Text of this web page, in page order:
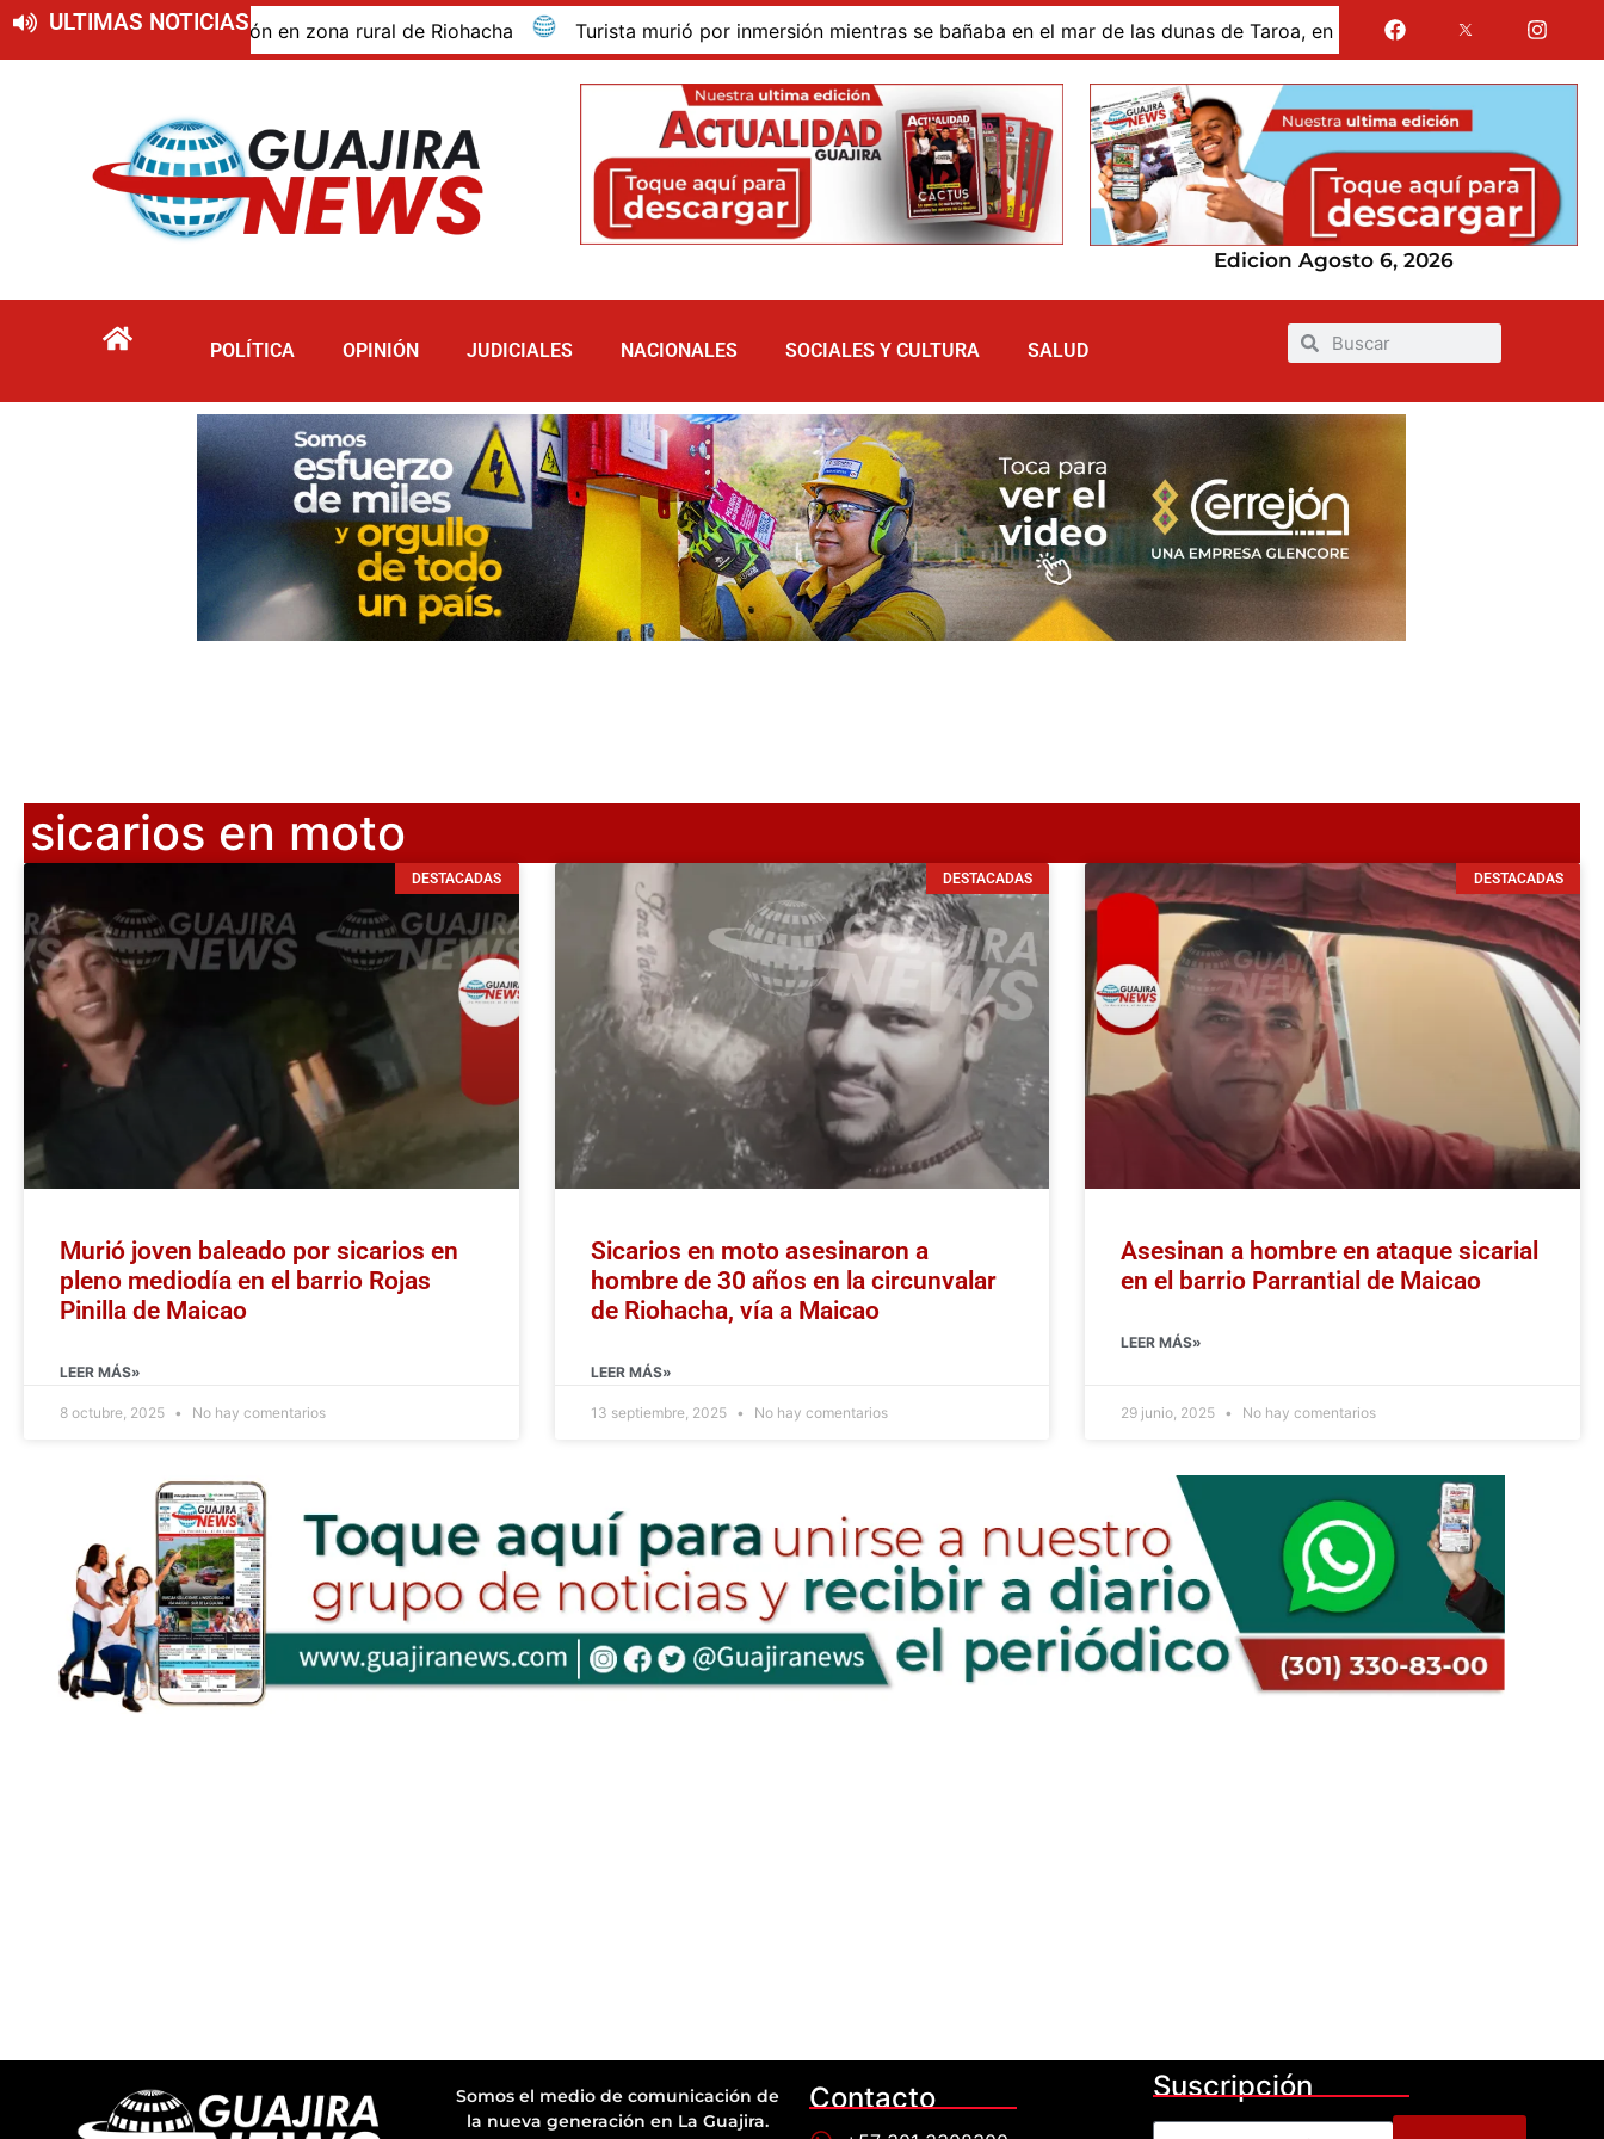
ULTIMAS NOTICIAS
descomposición en zona rural de Riohacha Turista murió por inmersión mientras se bañaba en el mar de las dunas de Taroa, en la Alta Guajira Gases de La
Edicion Agosto 6, 2026
POLÍTICA OPINIÓN JUDICIALES NACIONALES SOCIALES Y CULTURA SALUD
sicarios en moto
DESTACADAS
Murió joven baleado por sicarios en
pleno mediodía en el barrio Rojas
Pinilla de Maicao
LEER MÁS»
8 octubre, 2025 No hay comentarios
DESTACADAS
Sicarios en moto asesinaron a
hombre de 30 años en la circunvalar
de Riohacha, vía a Maicao
LEER MÁS»
13 septiembre, 2025 No hay comentarios
DESTACADAS
Asesinan a hombre en ataque sicarial
en el barrio Parrantial de Maicao
LEER MÁS»
29 junio, 2025 No hay comentarios
Somos el medio de comunicación de
la nueva generación en La Guajira.
Contacto Suscripción